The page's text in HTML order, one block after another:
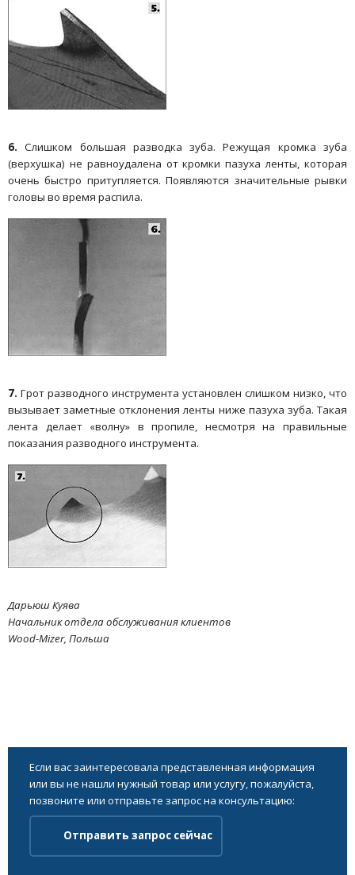
6. Слишком большая разводка зуба. Режущая кромка зуба
(верхушка) не равноудалена от кромки пазуха ленты, которая
очень быстро притупляется. Появляются значительные рывки
головы во время распила.
7. Грот разводного инструмента установлен слишком низко, что
вызывает заметные отклонения ленты ниже пазуха зуба. Такая
лента делает «волну» в пропиле, несмотря на правильные
показания разводного инструмента.
Дарьюш Куява
Начальник отдела обслуживания клиентов
Wood-Mizer, Польша
Если вас заинтересовала представленная информация
или вы не нашли нужный товар или услугу, пожалуйста,
позвоните или отправьте запрос на консультацию:
Отправить запрос сейчас